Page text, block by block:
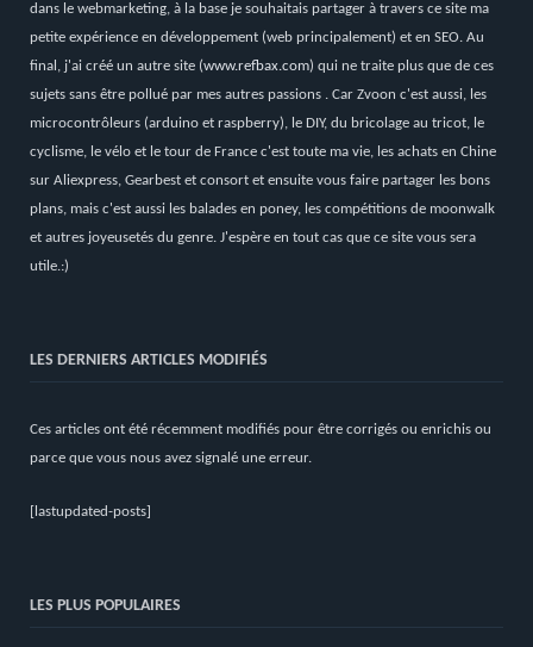
dans le webmarketing, à la base je souhaitais partager à travers ce site ma
petite expérience en développement (web principalement) et en SEO. Au
final, j'ai créé un autre site (www.refbax.com) qui ne traite plus que de ces
sujets sans être pollué par mes autres passions . Car Zvoon c'est aussi, les
microcontrôleurs (arduino et raspberry), le DIY, du bricolage au tricot, le
cyclisme, le vélo et le tour de France c'est toute ma vie, les achats en Chine
sur Aliexpress, Gearbest et consort et ensuite vous faire partager les bons
plans, mais c'est aussi les balades en poney, les compétitions de moonwalk
et autres joyeusetés du genre. J'espère en tout cas que ce site vous sera
utile.:)
LES DERNIERS ARTICLES MODIFIÉS
Ces articles ont été récemment modifiés pour être corrigés ou enrichis ou
parce que vous nous avez signalé une erreur.
[lastupdated-posts]
LES PLUS POPULAIRES